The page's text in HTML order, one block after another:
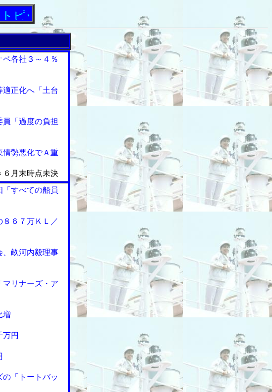
クス
ペ各社３～４％
適正化へ「土台
員「過度の負担
情勢悪化でＡ重
月末時点未決
「すべての船員
８６７万ＫＬ／
、畝河内毅理事
マリナーズ・ア
増
万円
の「トートバッ